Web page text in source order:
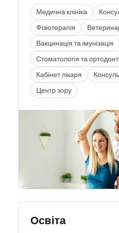
Медична клініка
Фізіотерапія
Вакцинація та імунізація
Стоматологія та
Кабінет лікаря
Центр зору
Освіта